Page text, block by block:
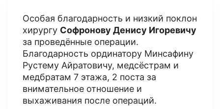
Особая благодарность и низкий поклон
хирургу Софронову Денису Игоревичу
за проведённые операции.
Благодарность ординатору Минсафину
Рустему Айратовичу, медсёстрам и
медбратам 7 этажа, 2 поста за
внимательное отношение и
выхаживания после операций.